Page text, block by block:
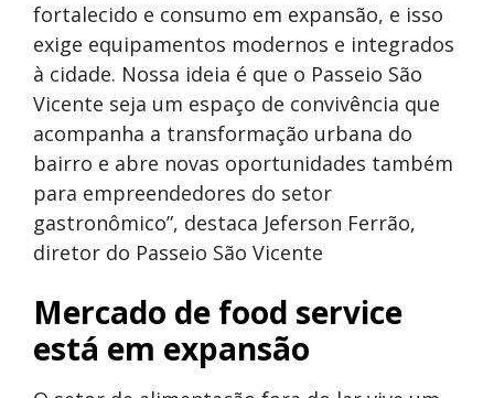
fortalecido e consumo em expansão, e isso
exige equipamentos modernos e integrados
à cidade. Nossa ideia é que o Passeio São
Vicente seja um espaço de convivência que
acompanha a transformação urbana do
bairro e abre novas oportunidades também
para empreendedores do setor
gastronômico”, destaca Jeferson Ferrão,
diretor do Passeio São Vicente
Mercado de food service
está em expansão